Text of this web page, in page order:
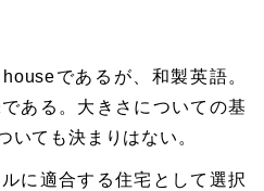
であるが、和製英語。
ある。大きさについての基
いても決まりはない。
に適合する住宅として選択